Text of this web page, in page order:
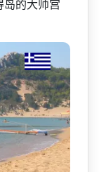
的大师宫